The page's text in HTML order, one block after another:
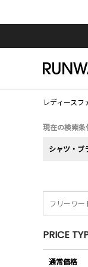
レディース
現在の検索条
シャツ・ブ
PRICE
通常価格